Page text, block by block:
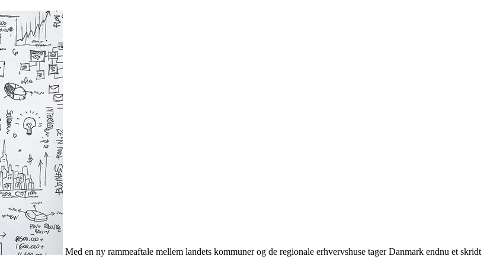
Med en ny rammeaftale mellem landets kommuner og de regionale erhvervshuse tager Danmark endnu et skridt